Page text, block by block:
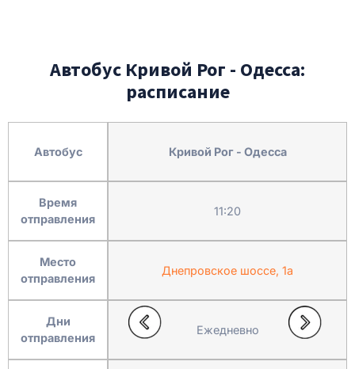
Автобус Кривой Рог - Одесса:
расписание
Автобус
Время
отправления
Место
отправления
Дни
отправления
Кривой Рог - Одесса
11:20
Днепровское шоссе, 1а
Ежедневно